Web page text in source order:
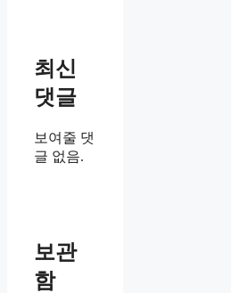
최신
댓글
보여줄 댓
글 없음.
보관
함